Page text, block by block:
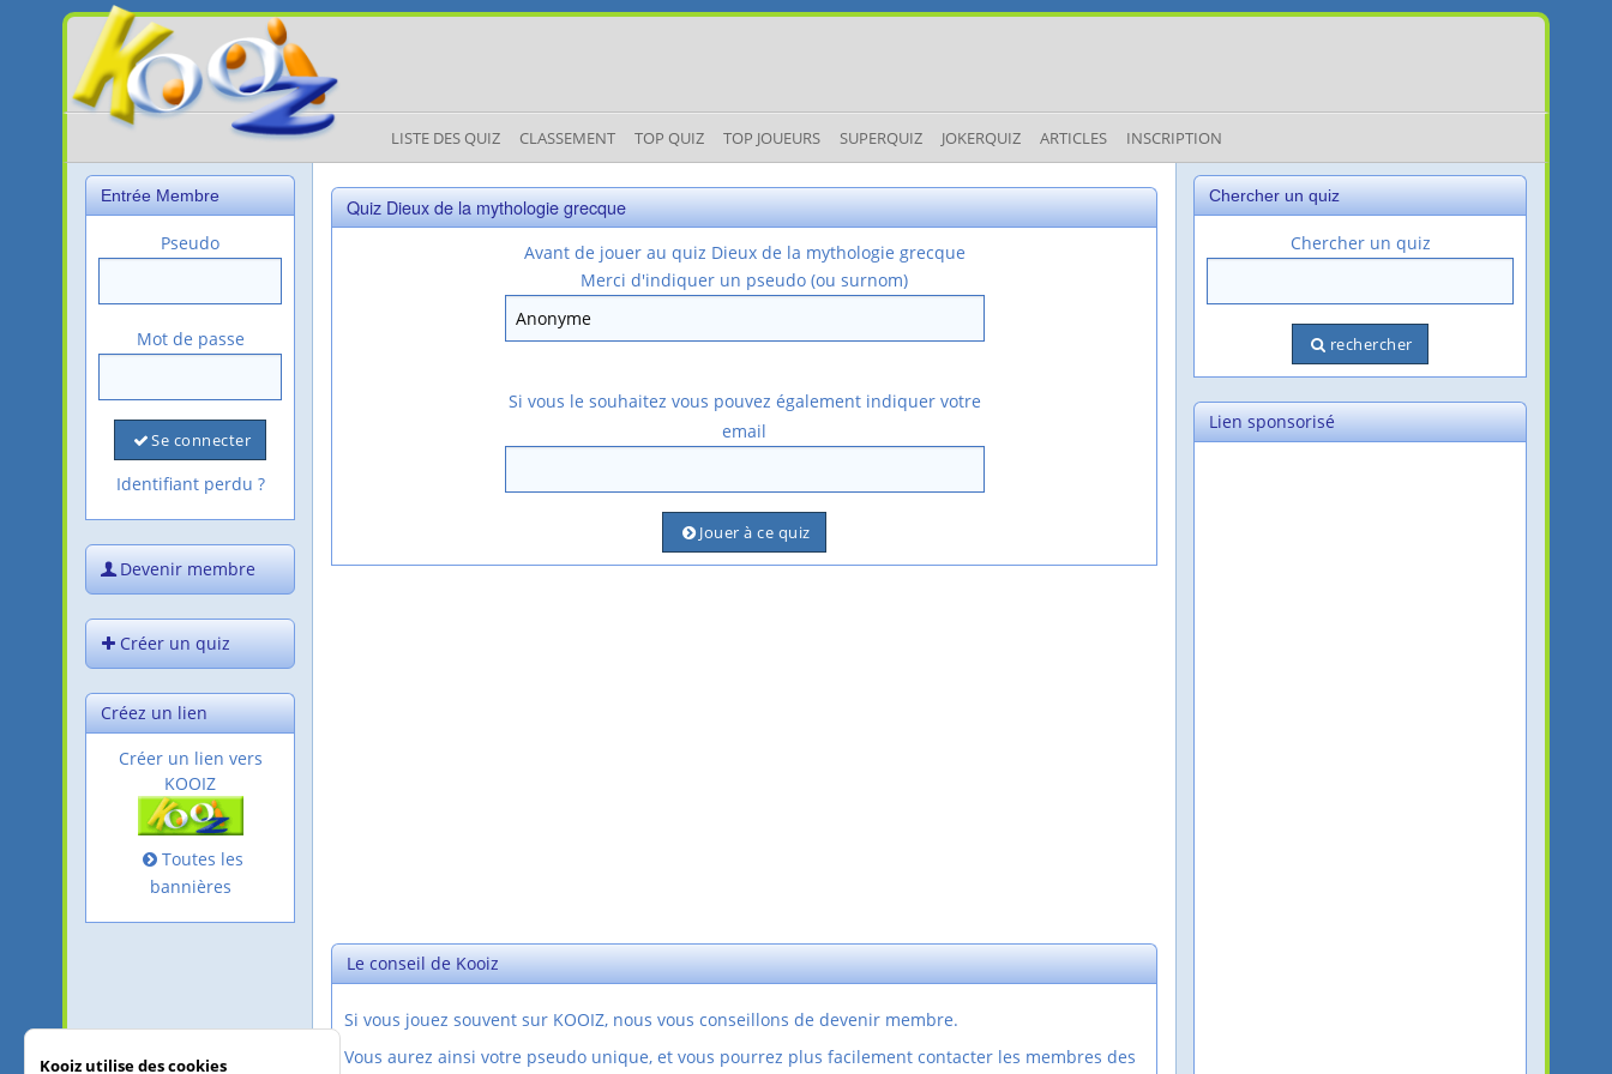
LISTE DES QUIZ CLASSEMENT TOP QUIZ TOP JOUEURS SUPERQUIZ JOKERQUIZ ARTICLES INSCRIPTION
Entrée Membre
Pseudo
Mot de passe
Se connecter
Identifiant perdu ?
Devenir membre
Créer un quiz
Créez un lien
Créer un lien vers
KOOIZ
Toutes les
bannières
Quiz Dieux de la mythologie grecque
Avant de jouer au quiz Dieux de la mythologie grecque
Merci d'indiquer un pseudo (ou surnom)
Si vous le souhaitez vous pouvez également indiquer votre
email
Jouer à ce quiz
Le conseil de Kooiz
Si vous jouez souvent sur KOOIZ, nous vous conseillons de devenir membre.
Vous aurez ainsi votre pseudo unique, et vous pourrez plus facilement contacter les membres des
Chercher un quiz
Chercher un quiz
rechercher
Lien sponsorisé
Kooiz utilise des cookies